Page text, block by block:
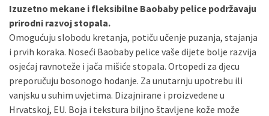
Izuzetno mekane i fleksibilne Baobaby pelice podržavaju
prirodni razvoj stopala.
Omogućuju slobodu kretanja, potiču učenje puzanja, stajanja
i prvih koraka. Noseći Baobaby pelice vaše dijete bolje razvija
osjećaj ravnoteže i jača mišiće stopala. Ortopedi za djecu
preporučuju bosonogo hodanje. Za unutarnju upotrebu ili
vanjsku u suhim uvjetima. Dizajnirane i proizvedene u
Hrvatskoj, EU. Boja i tekstura biljno štavljene kože može